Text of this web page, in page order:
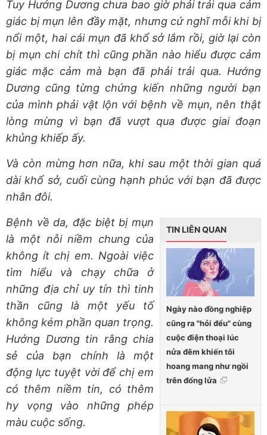
Tuy Hướng Dương chưa bao giờ phải trải qua cảm
giác bị mụn lên đầy mặt, nhưng cứ nghĩ mỗi khi bị
nổi một, hai cái mụn đã khổ sở lắm rồi, giờ lại còn
bị mụn chi chít thì cũng phần nào hiểu được cảm
giác mặc cảm mà bạn đã phải trải qua. Hướng
Dương cũng từng chứng kiến những người bạn
của mình phải vật lộn với bệnh về mụn, nên thật
lòng mừng vì bạn đã vượt qua được giai đoạn
khủng khiếp ấy.
Và còn mừng hơn nữa, khi sau một thời gian quá
dài khổ sở, cuối cùng hạnh phúc với bạn đã được
nhân đôi.
TIN LIÊN QUAN
Ngày nào đồng nghiệp
cũng ra "hỏi đểu" cùng
cuộc điện thoại lúc
nửa đêm khiến tôi
hoang mang như ngồi
trên đống lửa
Bệnh về da, đặc biệt bị mụn
là một nỗi niềm chung của
không ít chị em. Ngoài việc
tìm hiểu và chạy chữa ở
những địa chỉ uy tín thì tinh
thần cũng là một yếu tố
không kém phần quan trọng.
Hướng Dương tin rằng chia
sẻ của bạn chính là một
động lực tuyệt vời để chị em
có thêm niềm tin, có thêm
hy vọng vào những phép
màu cuộc sống.